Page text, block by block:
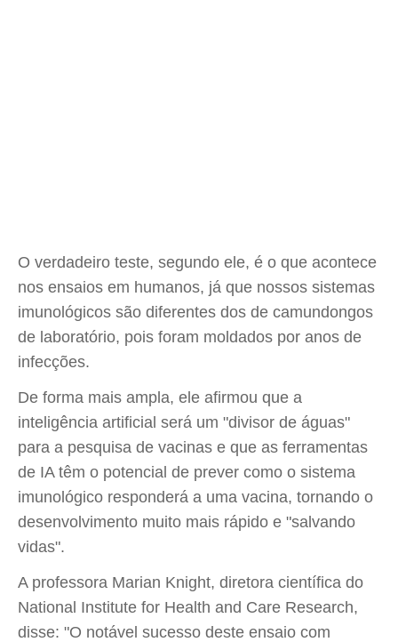
O verdadeiro teste, segundo ele, é o que acontece
nos ensaios em humanos, já que nossos sistemas
imunológicos são diferentes dos de camundongos
de laboratório, pois foram moldados por anos de
infecções.
De forma mais ampla, ele afirmou que a
inteligência artificial será um "divisor de águas"
para a pesquisa de vacinas e que as ferramentas
de IA têm o potencial de prever como o sistema
imunológico responderá a uma vacina, tornando o
desenvolvimento muito mais rápido e "salvando
vidas".
A professora Marian Knight, diretora científica do
National Institute for Health and Care Research,
disse: "O notável sucesso deste ensaio com